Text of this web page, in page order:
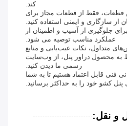
کند.
قطعات، فقط از قطعات مجاز برای
از سازگاری و ایمنی استفاده کنید.
جلوگیری از آسیب و اطمینان از
عملکرد مناسب توصیه می شود.
متداول، نکات عیب‌یابی و منابع
به محصول دراور پنل، از وب‌سایت
رسمی ما دیدن کنید.
فنی قابل اعتماد هستیم تا به شما
پنل کشو خود را به حداکثر برسانید.
و نقل: